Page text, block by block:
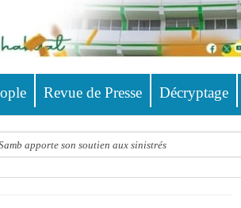
Revue de Presse Décryptage
apporte son soutien aux sinistrés